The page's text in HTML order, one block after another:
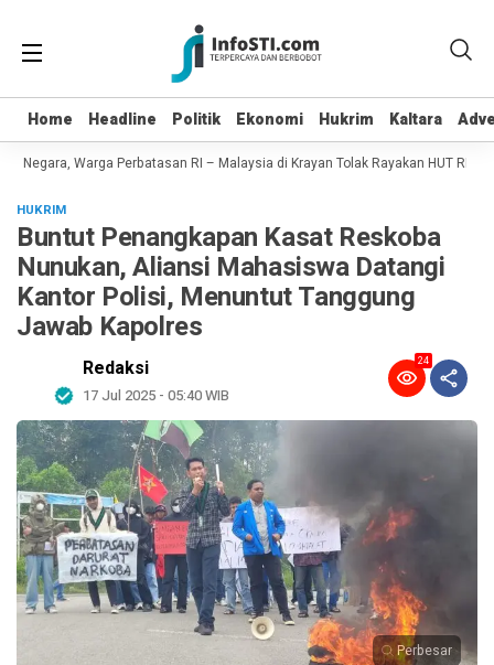
Home Headline Politik Ekonomi Hukrim Kaltara
Home Headline Politik Ekonomi Hukrim Kaltara
Warga Perbatasan RI – Malaysia di Krayan Tolak Rayakan HUT RI 81
HUKRIM
Buntut Penangkapan Kasat Reskoba
Nunukan, Aliansi Mahasiswa Datangi
Kantor Polisi, Menuntut Tanggung
Jawab Kapolres
Redaksi
17 Jul 2025 - 05:40 WIB
24
Perbesar